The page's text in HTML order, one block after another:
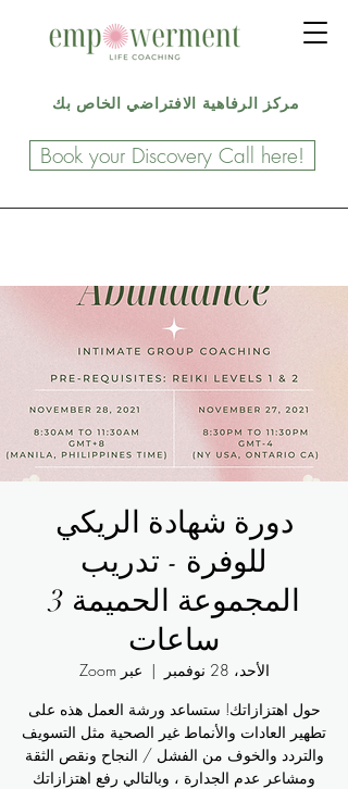
مركز الرفاهية الافتراضي الخاص بك
Book your Discovery Call here!
دورة شهادة الريكي
للوفرة - تدريب
المجموعة الحميمة 3
ساعات
الأحد، 28 نوفمبر
  |
عبر Zoom
حول اهتزازاتك! ستساعد ورشة العمل هذه على
تطهير العادات والأنماط غير الصحية مثل التسويف
والتردد والخوف من الفشل / النجاح ونقص الثقة
ومشاعر عدم الجدارة ، وبالتالي رفع اهتزازاتك